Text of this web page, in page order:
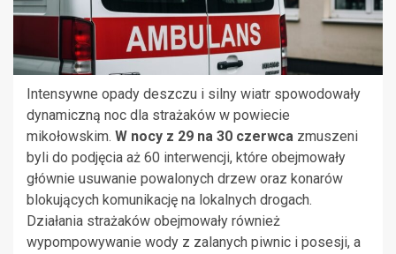
Intensywne opady deszczu i silny wiatr spowodowały
dynamiczną noc dla strażaków w powiecie
mikołowskim. W nocy z 29 na 30 czerwca zmuszeni
byli do podjęcia aż 60 interwencji, które obejmowały
głównie usuwanie powalonych drzew oraz konarów
blokujących komunikację na lokalnych drogach.
Działania strażaków obejmowały również
wypompowywanie wody z zalanych piwnic i posesji, a